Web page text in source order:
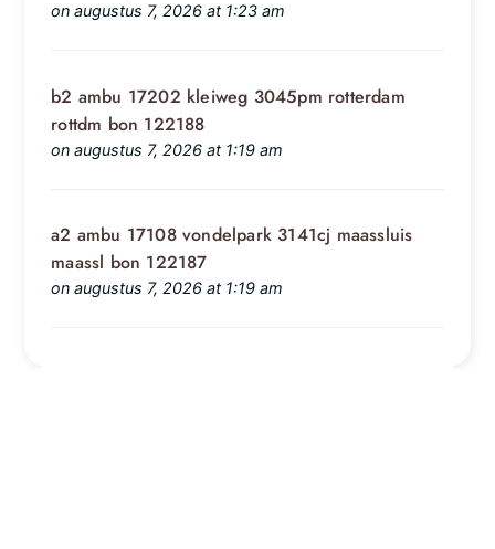
on augustus 7, 2026 at 1:23 am
b2 ambu 17202 kleiweg 3045pm rotterdam
rottdm bon 122188
on augustus 7, 2026 at 1:19 am
a2 ambu 17108 vondelpark 3141cj maassluis
maassl bon 122187
on augustus 7, 2026 at 1:19 am